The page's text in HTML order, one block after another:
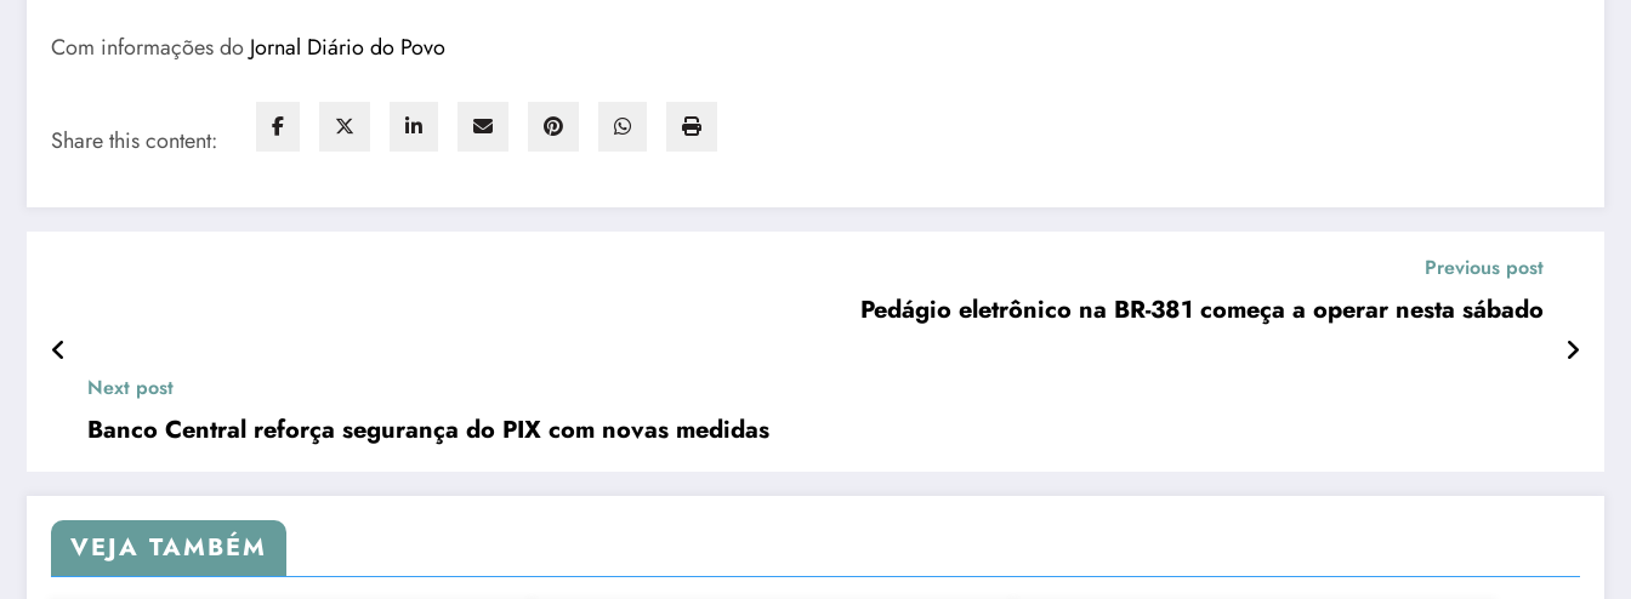
Com informações do Jornal Diário do Povo
Share this content:
Previous post
Pedágio eletrônico na BR-381 começa a operar nesta sábado
Next post
Banco Central reforça segurança do PIX com novas medidas
VEJA TAMBÉM